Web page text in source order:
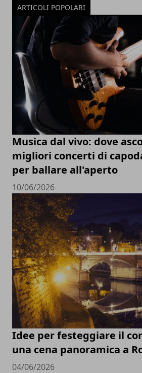
ARTICOLI POPOLARI
Musica dal vivo: dove
migliori concerti di
per ballare all'aperto
10/06/2026
Idee per festeggiare il
una cena panoramica a
04/06/2026